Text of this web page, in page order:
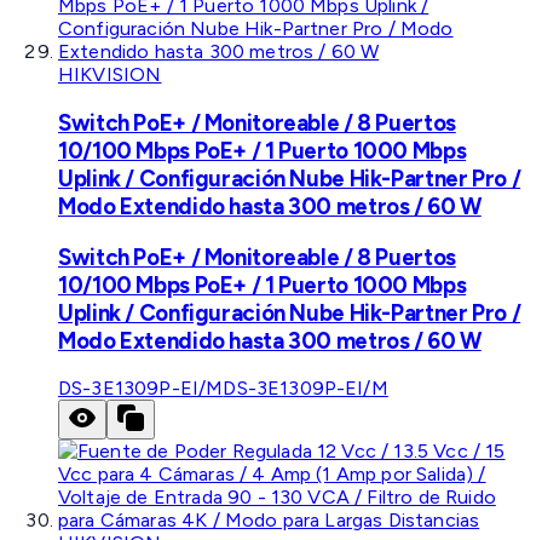
HIKVISION
Switch PoE+ / Monitoreable / 8 Puertos
10/100 Mbps PoE+ / 1 Puerto 1000 Mbps
Uplink / Configuración Nube Hik-Partner Pro /
Modo Extendido hasta 300 metros / 60 W
Switch PoE+ / Monitoreable / 8 Puertos
10/100 Mbps PoE+ / 1 Puerto 1000 Mbps
Uplink / Configuración Nube Hik-Partner Pro /
Modo Extendido hasta 300 metros / 60 W
DS-3E1309P-EI/MDS-3E1309P-EI/M